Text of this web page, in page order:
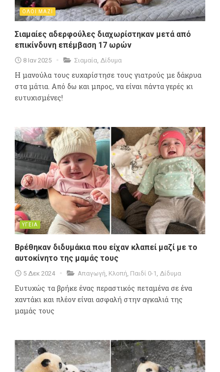
ΟΛΟΙ ΜΑΖΙ
Σιαμαίες αδερφούλες διαχωρίστηκαν μετά από
επικίνδυνη επέμβαση 17 ωρών
8 Ιαν 2025 Σιαμαία Δίδυμα
Η μανούλα τους ευχαρίστησε τους γιατρούς με δάκρυα
στα μάτια. Από δω και μπρος, να είναι πάντα γερές κι
ευτυχισμένες!
ΥΓΕΙΑ
Βρέθηκαν διδυμάκια που είχαν κλαπεί μαζί με το
αυτοκίνητο της μαμάς τους
5 Δεκ 2024 Απαγωγή, Κλοπή, Παιδί 0-1 , Δίδυμα
Ευτυχώς τα βρήκε ένας περαστικός πεταμένα σε ένα
χαντάκι και πλέον είναι ασφαλή στην αγκαλιά της
μαμάς τους